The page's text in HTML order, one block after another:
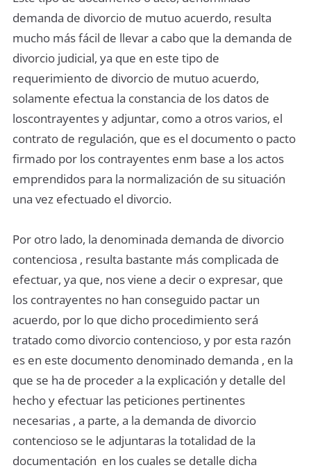
demanda de divorcio de mutuo acuerdo, resulta
mucho más fácil de llevar a cabo que la demanda de
divorcio judicial, ya que en este tipo de
requerimiento de divorcio de mutuo acuerdo,
solamente efectua la constancia de los datos de
loscontrayentes y adjuntar, como a otros varios, el
contrato de regulación, que es el documento o pacto
firmado por los contrayentes enm base a los actos
emprendidos para la normalización de su situación
una vez efectuado el divorcio.
Por otro lado, la denominada demanda de divorcio
contenciosa , resulta bastante más complicada de
efectuar, ya que, nos viene a decir o expresar, que
los contrayentes no han conseguido pactar un
acuerdo, por lo que dicho procedimiento será
tratado como divorcio contencioso, y por esta razón
es en este documento denominado demanda , en la
que se ha de proceder a la explicación y detalle del
hecho y efectuar las peticiones pertinentes
necesarias , a parte, a la demanda de divorcio
contencioso se le adjuntaras la totalidad de la
documentación en los cuales se detalle dicha